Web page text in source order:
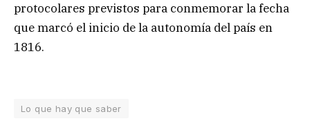
protocolares previstos para conmemorar la fecha
que marcó el inicio de la autonomía del país en
1816.
Lo que hay que saber